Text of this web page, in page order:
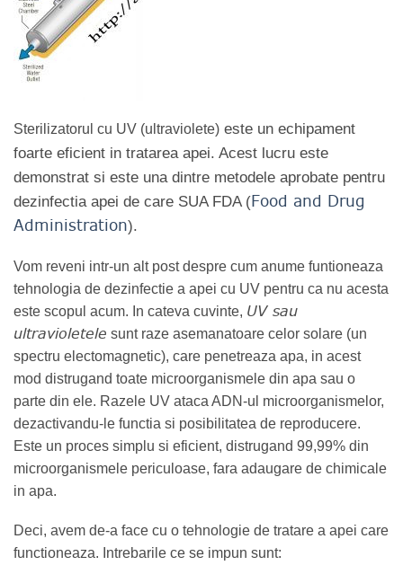
Sterilizatorul cu UV (ultraviolete) este un echipament
foarte eficient in tratarea apei. Acest lucru este
demonstrat si este una dintre metodele aprobate pentru
dezinfectia apei de care SUA FDA (Food and Drug
Administration).
Vom reveni intr-un alt post despre cum anume funtioneaza
tehnologia de dezinfectie a apei cu UV pentru ca nu acesta
este scopul acum. In cateva cuvinte, UV sau
ultravioletele sunt raze asemanatoare celor solare (un
spectru electomagnetic), care penetreaza apa, in acest
mod distrugand toate microorganismele din apa sau o
parte din ele. Razele UV ataca ADN-ul microorganismelor,
dezactivandu-le functia si posibilitatea de reproducere.
Este un proces simplu si eficient, distrugand 99,99% din
microorganismele periculoase, fara adaugare de chimicale
in apa.
Deci, avem de-a face cu o tehnologie de tratare a apei care
functioneaza. Intrebarile ce se impun sunt: